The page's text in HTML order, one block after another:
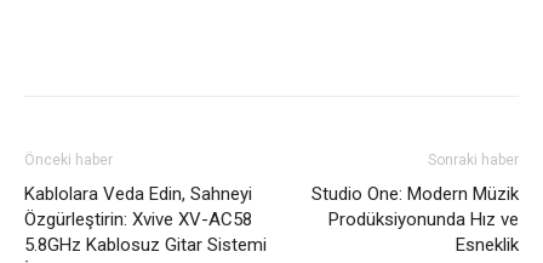
Önceki haber
Kablolara Veda Edin, Sahneyi
Özgürleştirin: Xvive XV-AC58
5.8GHz Kablosuz Gitar Sistemi
Sonraki haber
Studio One: Modern Müzik
Prodüksiyonunda Hız ve
Esneklik